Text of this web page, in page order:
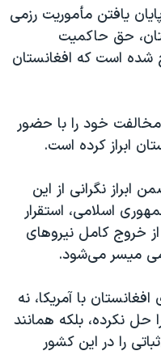
یافتن مأموریت رزمی
حق حاکمیت
است که افغانستان
خود را با حضور
ابراز کرده است.
ابراز نگرانی از این
اسلامی، استقرار
خروج کامل نیروهای
میسر می‌شود.
با آمریکا، نه
حل نکرده، بلکه همانند
را در این کشور